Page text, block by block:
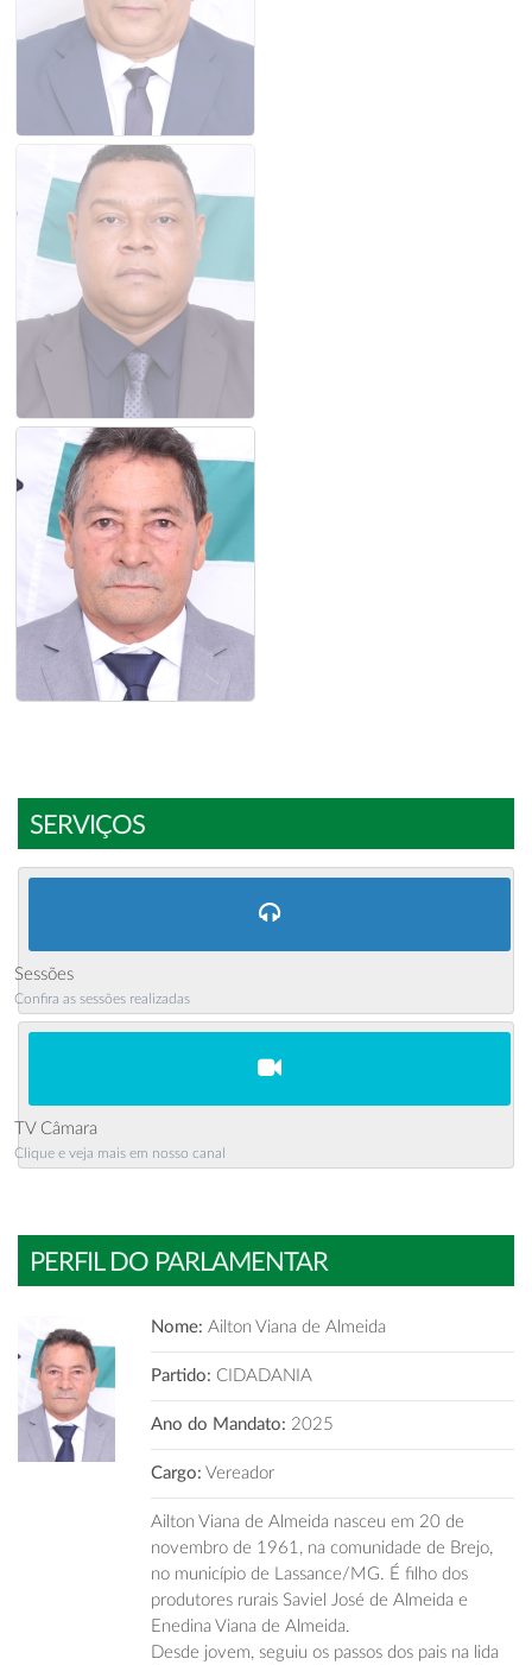
SERVIÇOS
Sessões
Confira as sessões realizadas
TV Câmara
Clique e veja mais em nosso canal
PERFIL DO PARLAMENTAR
Nome: Ailton Viana de Almeida
Partido: CIDADANIA
Ano do Mandato: 2025
Cargo: Vereador
Ailton Viana de Almeida nasceu em 20 de
novembro de 1961, na comunidade de Brejo,
no município de Lassance/MG. É filho dos
produtores rurais Saviel José de Almeida e
Enedina Viana de Almeida.
Desde jovem, seguiu os passos dos pais na lida